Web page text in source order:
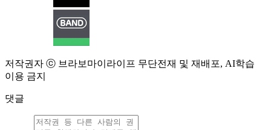
저작권자 ⓒ 브라보마이라이프 무단전재 및 재배포, AI학습
이용 금지
댓글